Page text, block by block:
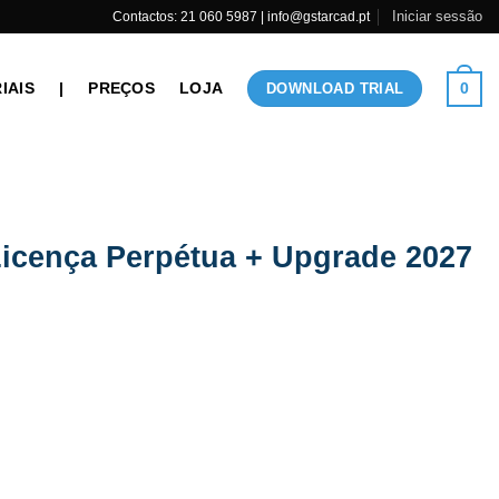
Contactos: 21 060 5987 | info@gstarcad.pt Iniciar sessão
| PREÇOS LOJA DOWNLOAD TRIAL 0
Perpétua + Upgrade 2027